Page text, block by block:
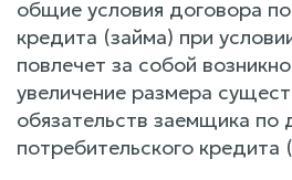
общие условия договора
кредита (займа) при
повлечет за собой
увеличение размера
обязательств заемщика по
потребительского кредита